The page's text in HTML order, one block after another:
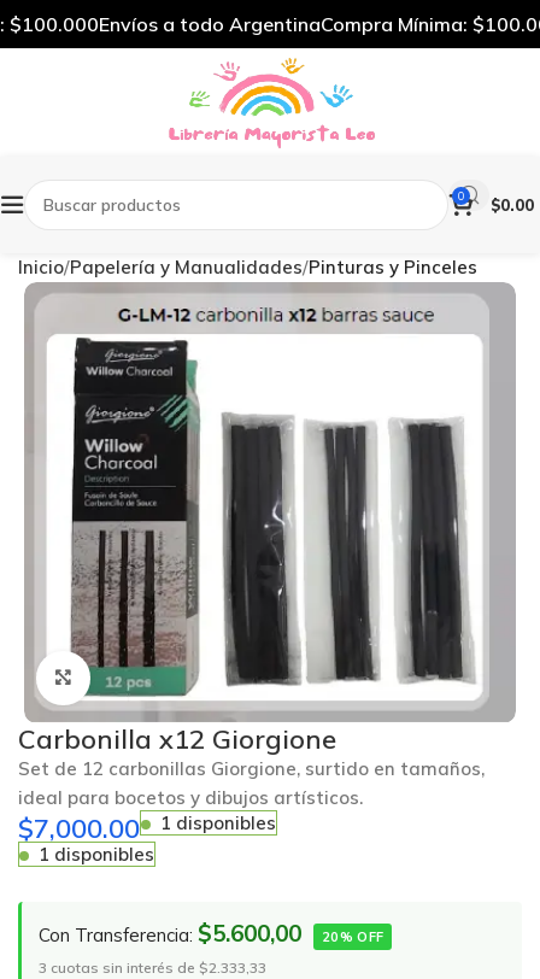
0 $0.00
Inicio Papelería y Manualidades Pinturas y Pinceles
Click to enlarge
Carbonilla x12 Giorgione
Set de 12 carbonillas Giorgione, surtido en tamaños,
ideal para bocetos y dibujos artísticos.
$7,000.00
1 disponibles
1 disponibles
Con Transferencia: $5.600,00 20% OFF
3 cuotas sin interés de $2.333,33
Envíos a todo ArgentinaCompra Mínima: